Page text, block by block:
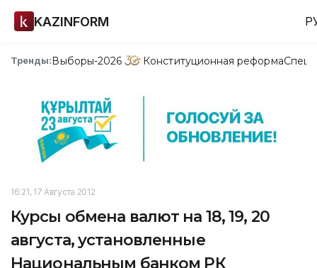
KAZINFORM
Тренды:Выборы-2026 Конституционная реформа
16:21, 17 Августа 2012
Курсы обмена валют на 18, 19, 20
августа, установленные
Национальным банком РК